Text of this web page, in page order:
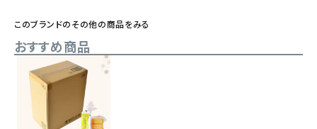
このブランドのその他の商品をみる
おすすめ商品